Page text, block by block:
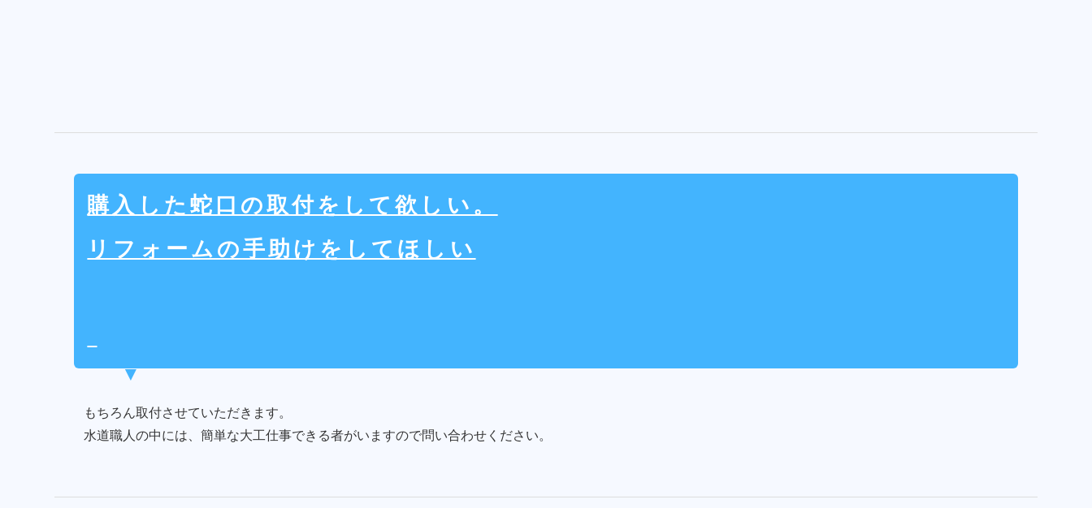
購入した蛇口の取付をして欲しい。
リフォームの手助けをしてほしい
もちろん取付させていただきます。
水道職人の中には、簡単な大工仕事できる者がいますので問い合わせください。